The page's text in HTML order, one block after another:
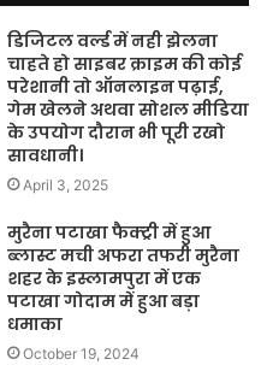
डिजिटल वर्ल्ड में नही झेलना
चाहते हो साइबर क्राइम की कोई
परेशानी तो ऑनलाइन पढ़ाई,
गेम खेलने अथवा सोशल मीडिया
के उपयोग दौरान भी पूरी रखो
सावधानी।
April 3, 2025
मुरैना पटाखा फैक्ट्री में हुआ
ब्लास्ट मची अफरा तफरी मुरैना
शहर के इस्लामपुरा में एक
पटाखा गोदाम में हुआ बड़ा
धमाका
October 19, 2024